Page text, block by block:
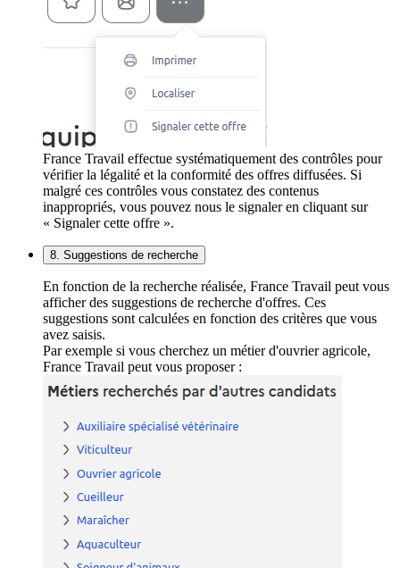
France Travail effectue systématiquement des contrôles pour
vérifier la légalité et la conformité des offres diffusées. Si
malgré ces contrôles vous constatez des contenus
inappropriés, vous pouvez nous le signaler en cliquant sur
« Signaler cette offre ».
8. Suggestions de recherche
En fonction de la recherche réalisée, France Travail peut vous
afficher des suggestions de recherche d'offres. Ces
suggestions sont calculées en fonction des critères que vous
avez saisis.
Par exemple si vous cherchez un métier d'ouvrier agricole,
France Travail peut vous proposer :